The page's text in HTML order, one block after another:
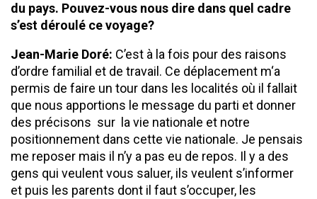
du pays. Pouvez-vous nous dire dans quel cadre
s’est déroulé ce voyage?
Jean-Marie Doré: C’est à la fois pour des raisons
d’ordre familial et de travail. Ce déplacement m‘a
permis de faire un tour dans les localités où il fallait
que nous apportions le message du parti et donner
des précisons sur la vie nationale et notre
positionnement dans cette vie nationale. Je pensais
me reposer mais il n’y a pas eu de repos. Il y a des
gens qui veulent vous saluer, ils veulent s’informer
et puis les parents dont il faut s’occuper, les